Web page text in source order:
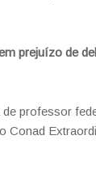
prejuízo de
professor
Conad